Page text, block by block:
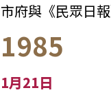
市府與《民眾日
1985
1月21日